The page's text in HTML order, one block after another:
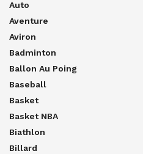
Auto
Aventure
Aviron
Badminton
Ballon Au Poing
Baseball
Basket
Basket NBA
Biathlon
Billard